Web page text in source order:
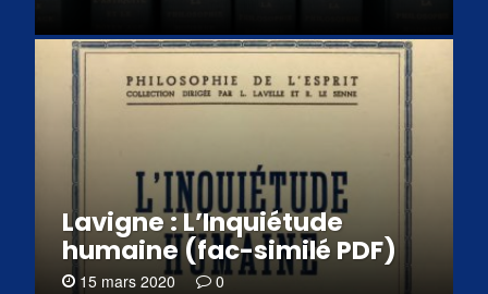
Lavigne : L’Inquiétude
humaine (fac-similé PDF)
15 mars 2020 0